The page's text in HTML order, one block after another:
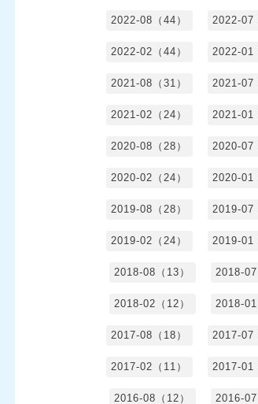
2022-08（44） 2022-07
2022-02（44） 2022-01
2021-08（31） 2021-07
2021-02（24） 2021-01
2020-08（28） 2020-07
2020-02（24） 2020-01
2019-08（28） 2019-07
2019-02（24） 2019-01
2018-08（13） 2018-07
2018-02（12） 2018-01
2017-08（18） 2017-07
2017-02（11） 2017-01
2016-08（12） 2016-07